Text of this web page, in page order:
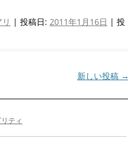
| 投稿日: 2011年1月16日 | 投
新しい投稿 →
ティ